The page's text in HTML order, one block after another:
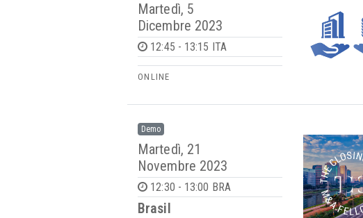
Martedì, 5
Dicembre 2023
12:45 - 13:15 ITA
ONLINE
Demo
Martedì, 21
Novembre 2023
12:30 - 13:00 BRA
Brasil